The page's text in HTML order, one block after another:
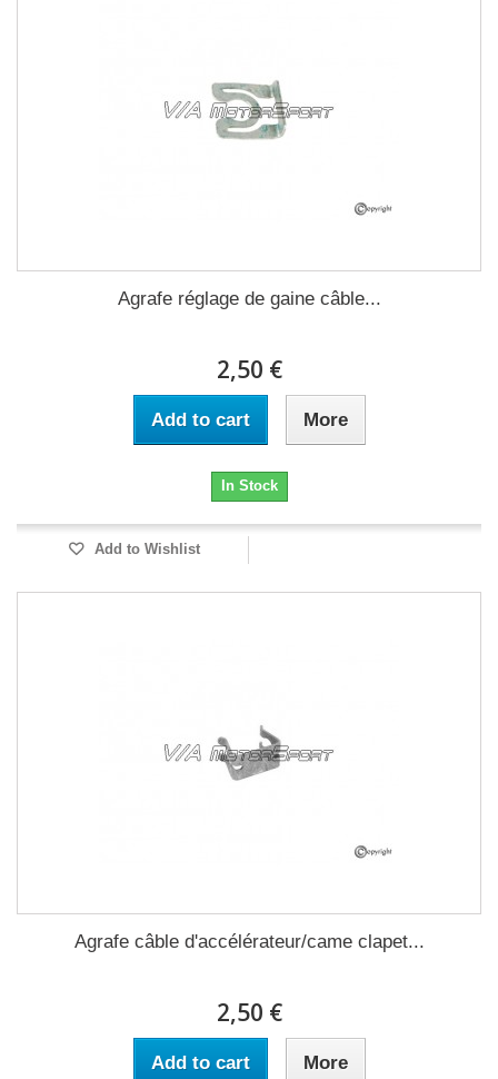
Agrafe réglage de gaine câble...
2,50 €
Add to cart More
In Stock
Add to Wishlist
Agrafe câble d'accélérateur/came clapet...
2,50 €
Add to cart More